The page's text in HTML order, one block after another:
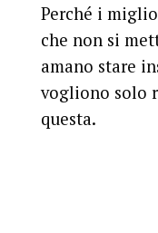
Perché i
che non si
amano stare
vogliono solo
questa.